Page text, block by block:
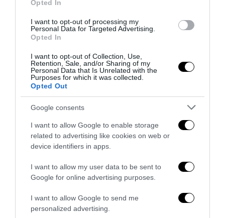
Opted In
I want to opt-out of processing my
Personal Data for Targeted Advertising.
Opted In
I want to opt-out of Collection, Use,
Retention, Sale, and/or Sharing of my
Personal Data that Is Unrelated with the
Purposes for which it was collected.
Opted Out
Google consents
I want to allow Google to enable storage
related to advertising like cookies on web or
device identifiers in apps.
I want to allow my user data to be sent to
Google for online advertising purposes.
I want to allow Google to send me
personalized advertising.
15 Luglio 2026
Spagna tornata alle origini
14 Luglio 2026